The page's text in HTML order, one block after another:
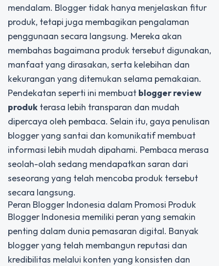
mendalam. Blogger tidak hanya menjelaskan fitur
produk, tetapi juga membagikan pengalaman
penggunaan secara langsung. Mereka akan
membahas bagaimana produk tersebut digunakan,
manfaat yang dirasakan, serta kelebihan dan
kekurangan yang ditemukan selama pemakaian.
Pendekatan seperti ini membuat blogger review
produk terasa lebih transparan dan mudah
dipercaya oleh pembaca. Selain itu, gaya penulisan
blogger yang santai dan komunikatif membuat
informasi lebih mudah dipahami. Pembaca merasa
seolah-olah sedang mendapatkan saran dari
seseorang yang telah mencoba produk tersebut
secara langsung.
Peran Blogger Indonesia dalam Promosi Produk
Blogger Indonesia memiliki peran yang semakin
penting dalam dunia pemasaran digital. Banyak
blogger yang telah membangun reputasi dan
kredibilitas melalui konten yang konsisten dan